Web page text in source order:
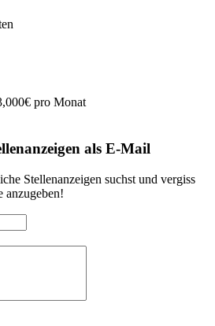
pro Monat
als E-Mail
Stellenanzeigen suchst und vergiss
anzugeben!